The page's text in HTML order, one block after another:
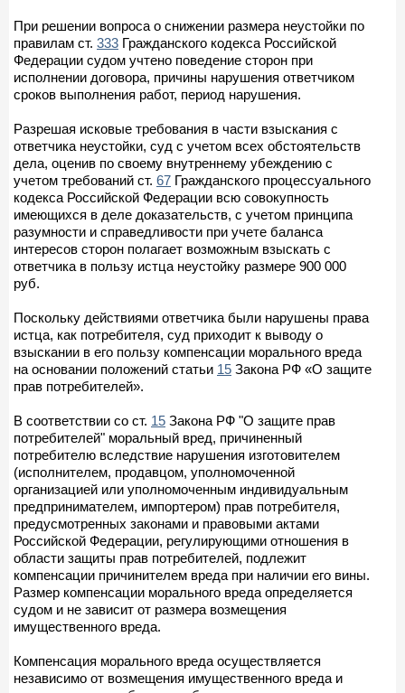
При решении вопроса о снижении размера неустойки по
правилам ст. 333 Гражданского кодекса Российской
Федерации судом учтено поведение сторон при
исполнении договора, причины нарушения ответчиком
сроков выполнения работ, период нарушения.
Разрешая исковые требования в части взыскания с
ответчика неустойки, суд с учетом всех обстоятельств
дела, оценив по своему внутреннему убеждению с
учетом требований ст. 67 Гражданского процессуального
кодекса Российской Федерации всю совокупность
имеющихся в деле доказательств, с учетом принципа
разумности и справедливости при учете баланса
интересов сторон полагает возможным взыскать с
ответчика в пользу истца неустойку размере 900 000
руб.
Поскольку действиями ответчика были нарушены права
истца, как потребителя, суд приходит к выводу о
взыскании в его пользу компенсации морального вреда
на основании положений статьи 15 Закона РФ «О защите
прав потребителей».
В соответствии со ст. 15 Закона РФ "О защите прав
потребителей" моральный вред, причиненный
потребителю вследствие нарушения изготовителем
(исполнителем, продавцом, уполномоченной
организацией или уполномоченным индивидуальным
предпринимателем, импортером) прав потребителя,
предусмотренных законами и правовыми актами
Российской Федерации, регулирующими отношения в
области защиты прав потребителей, подлежит
компенсации причинителем вреда при наличии его вины.
Размер компенсации морального вреда определяется
судом и не зависит от размера возмещения
имущественного вреда.
Компенсация морального вреда осуществляется
независимо от возмещения имущественного вреда и